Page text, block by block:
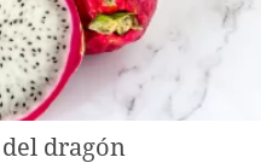
dragón